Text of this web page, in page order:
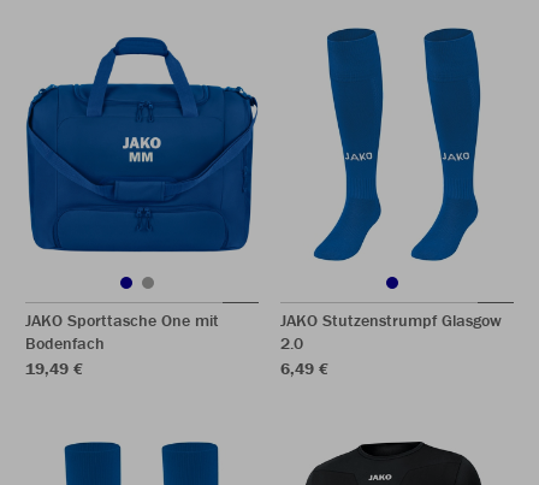
JAKO Sporttasche One mit
Bodenfach
19,49 €
JAKO Stutzenstrumpf Glasgow
2.0
6,49 €